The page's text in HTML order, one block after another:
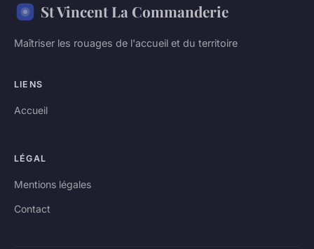
St Vincent La Commanderie
Maîtriser les rouages de l'accueil et du territoire
LIENS
Accueil
LÉGAL
Mentions légales
Contact